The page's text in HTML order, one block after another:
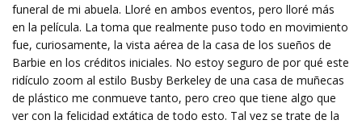
funeral de mi abuela. Lloré en ambos eventos, pero lloré más
en la película. La toma que realmente puso todo en movimiento
fue, curiosamente, la vista aérea de la casa de los sueños de
Barbie en los créditos iniciales. No estoy seguro de por qué este
ridículo zoom al estilo Busby Berkeley de una casa de muñecas
de plástico me conmueve tanto, pero creo que tiene algo que
ver con la felicidad extática de todo esto. Tal vez se trate de la